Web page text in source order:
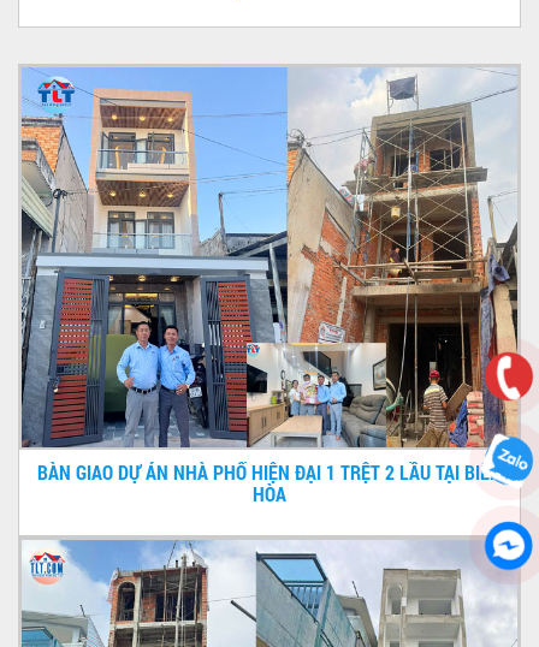
BÀN GIAO DỰ ÁN NHÀ PHỐ HIỆN ĐẠI 1 TRỆT 2 LẦU TẠI BIÊN
HÒA